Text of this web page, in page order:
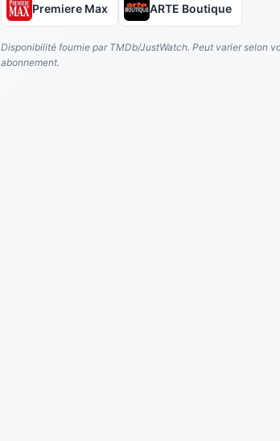
Premiere Max ARTE Boutique
Disponibilité fournie par TMDb/JustWatch. Peut varier selon
abonnement.